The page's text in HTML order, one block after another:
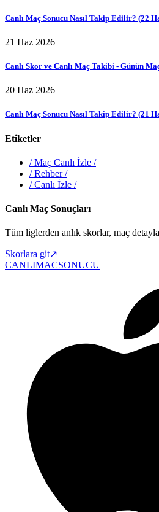
Canlı Maç Sonucu Nasıl Takip Edilir? (22
21 Haz 2026
Canlı Skor ve Canlı Maç Takibi - Günün
20 Haz 2026
Canlı Maç Sonucu Nasıl Takip Edilir? (21
Etiketler
/Maç Canlı İzle /
/Rehber/
/Canlı İzle /
Canlı Maç Sonuçları
Tüm liglerden anlık skorlar, maç
Skorlara git↗
CANLIMACSONUCU